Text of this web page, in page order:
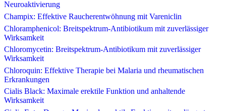
Neuroaktivierung
Champix: Effektive Raucherentwöhnung mit Vareniclin
Chloramphenicol: Breitspektrum-Antibiotikum mit zuverlässiger
Wirksamkeit
Chloromycetin: Breitspektrum-Antibiotikum mit zuverlässiger
Wirksamkeit
Chloroquin: Effektive Therapie bei Malaria und rheumatischen
Erkrankungen
Cialis Black: Maximale erektile Funktion und anhaltende
Wirksamkeit